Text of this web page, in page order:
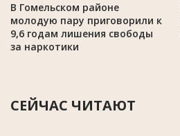
В Гомельском районе
молодую пару приговорили к
9,6 годам лишения свободы
за наркотики
СЕЙЧАС ЧИТАЮТ